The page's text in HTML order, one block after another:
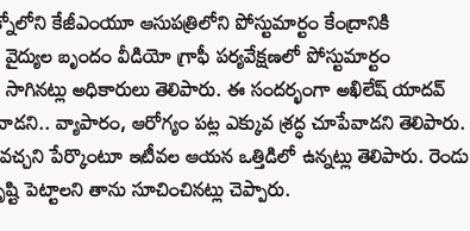
కేజీఎంయూ ఆసుపత్రిలోని పోస్టుమార్టం కేంద్రానికి
బృందం వీడియో గ్రాఫీ పర్యవేక్షణలో పోస్టుమార్టం
అధికారులు తెలిపారు. ఈ సందర్భంగా అఖిలేష్ యాదవ్
వ్యాపారం, ఆరోగ్యం పట్ల ఎక్కువ శ్రద్ధ చూపేవాడని తెలిపారు.
పేర్కొంటూ ఇటీవల ఆయన ఒత్తిడిలో ఉన్నట్లు తెలిపారు. రెండు
పెట్టాలని తాను సూచించినట్లు చెప్పారు.